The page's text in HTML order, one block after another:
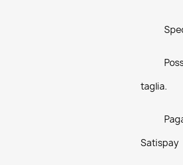
taglia.
Satispay